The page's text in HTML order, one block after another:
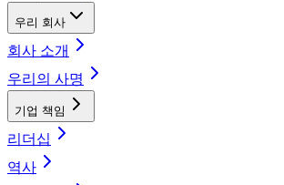
우리 회사
회사 소개
우리의 사명
기업 책임
리더십
역사